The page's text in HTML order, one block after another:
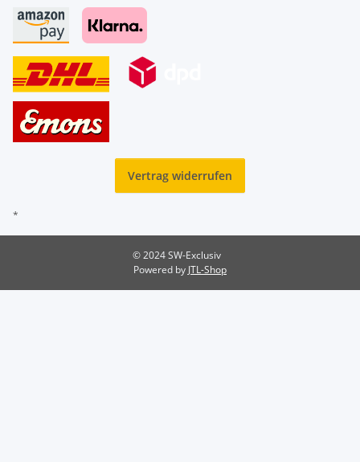
Vertrag widerrufen
*
© 2024 SW-Exclusiv
Powered by JTL-Shop